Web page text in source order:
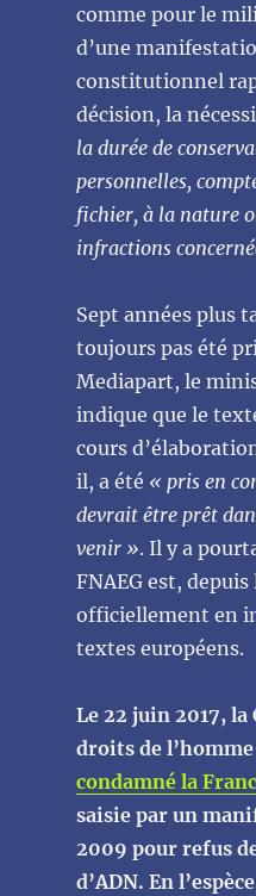
comme pour le
d’une
constitutionnel
décision, la
la durée de
personnelles,
fichier, à la nature
infractions
Sept années plus
toujours pas été
Mediapart, le
indique que le
cours
il, a été « pris en
devrait être prêt
venir ». Il y a
FNAEG est,
officiellement en
textes européens.
Le 22 juin 2017, la
droits de l’homme
condamné la
saisie par un
2009 pour refus
d’ADN. En